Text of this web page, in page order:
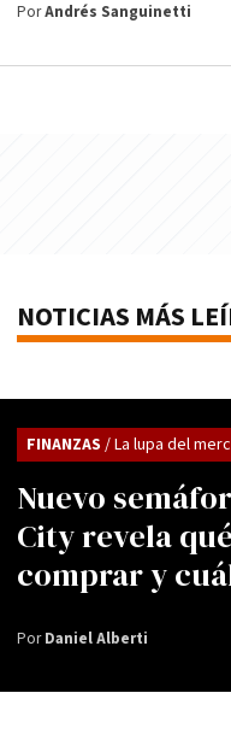
PorAndrés Sanguinetti
NOTICIAS MÁS
Nuevo
City revela
comprar y
FINANZAS / La lupa del
PorDaniel Alberti